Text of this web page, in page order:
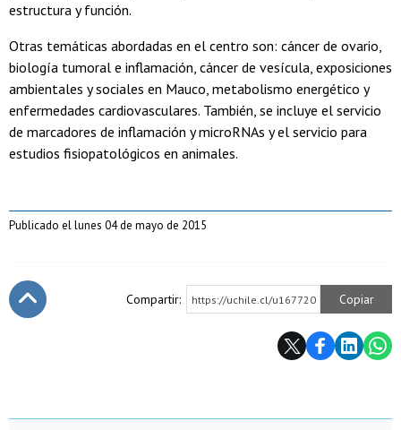
estructura y función.
Otras temáticas abordadas en el centro son: cáncer de ovario,
biología tumoral e inflamación, cáncer de vesícula, exposiciones
ambientales y sociales en Mauco, metabolismo energético y
enfermedades cardiovasculares. También, se incluye el servicio
de marcadores de inflamación y microRNAs y el servicio para
estudios fisiopatológicos en animales.
Publicado el lunes 04 de mayo de 2015
Compartir: https://uchile.cl/u167720 Copiar